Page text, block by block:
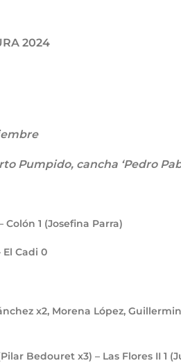
2024
Pumpido, cancha ‘Pedro
Colón 1 (Josefina Parra)
El Cadi 0
x2, Morena López,
Bedouret x3) – Las Flores II 1